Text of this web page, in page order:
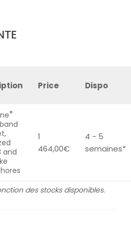
Price Dispo
®
and
1
464,00€
4 - 5
semaines*
des stocks disponibles.